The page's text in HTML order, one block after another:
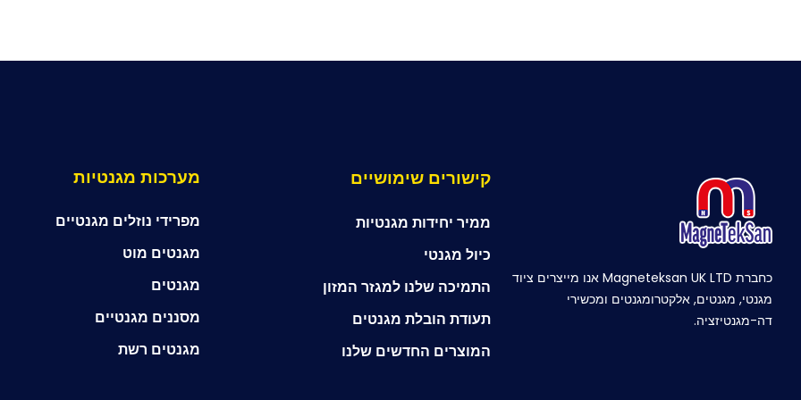
כחברת Magneteksan UK LTD אנו מייצרים ציוד
מגנטי, מגנטים, אלקטרומגנטים ומכשירי
דה-מגנטיזציה.
קישורים שימושיים
ממיר יחידות מגנטיות
כיול מגנטי
התמיכה שלנו למגזר המזון
תעודת הובלת מגנטים
המוצרים החדשים שלנו
מערכות מגנטיות
מפרידי נוזלים מגנטיים
מגנטים מוט
מגנטים
מסננים מגנטיים
מגנטים רשת